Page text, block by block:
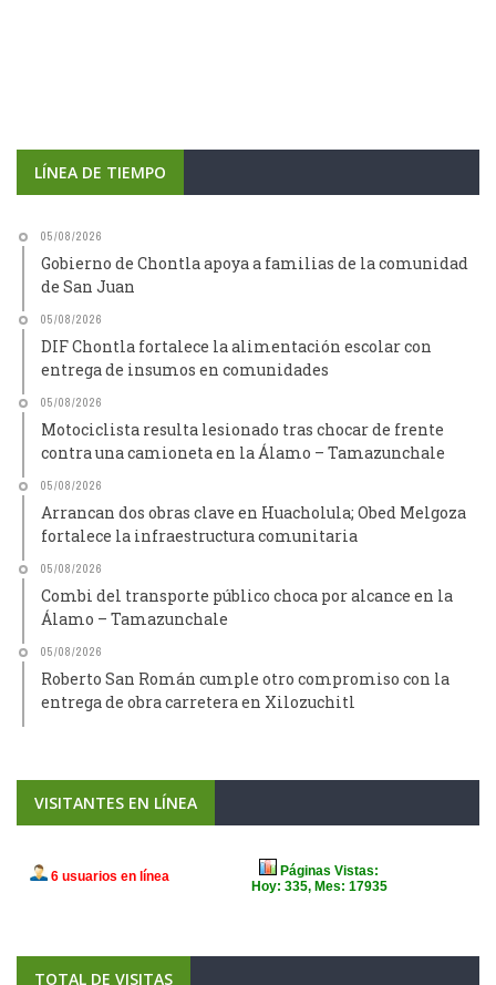
LÍNEA DE TIEMPO
05/08/2026
Gobierno de Chontla apoya a familias de la comunidad
de San Juan
05/08/2026
DIF Chontla fortalece la alimentación escolar con
entrega de insumos en comunidades
05/08/2026
Motociclista resulta lesionado tras chocar de frente
contra una camioneta en la Álamo – Tamazunchale
05/08/2026
Arrancan dos obras clave en Huacholula; Obed Melgoza
fortalece la infraestructura comunitaria
05/08/2026
Combi del transporte público choca por alcance en la
Álamo – Tamazunchale
05/08/2026
Roberto San Román cumple otro compromiso con la
entrega de obra carretera en Xilozuchitl
VISITANTES EN LÍNEA
TOTAL DE VISITAS